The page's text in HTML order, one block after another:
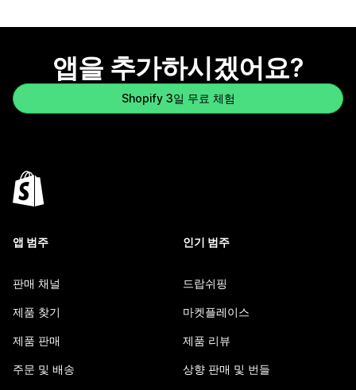
앱을 추가하시겠어요?
Shopify 3일 무료 체험
앱 범주
판매 채널
제품 찾기
제품 판매
주문 및 배송
인기 범주
드랍쉬핑
마켓플레이스
제품 리뷰
상향 판매 및 번들